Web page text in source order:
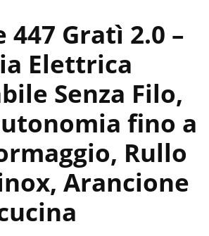
Gratì 2.0 –
Elettrica
Senza Filo,
fino a
Rullo
Arancione